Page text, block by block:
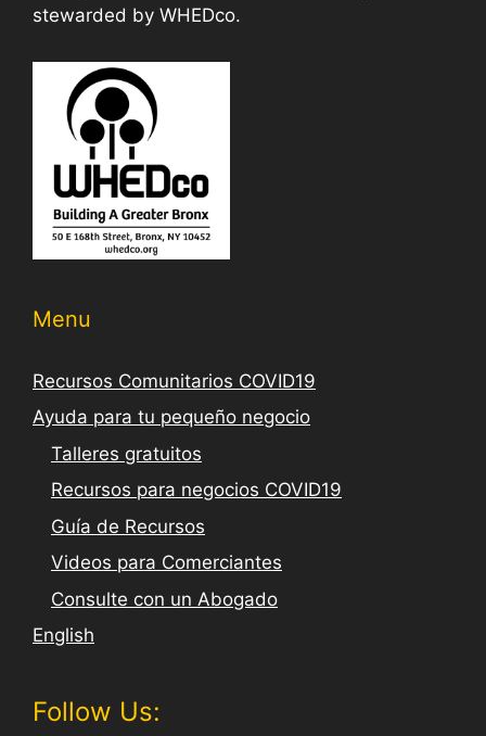
stewarded by WHEDco.
Menu
Recursos Comunitarios COVID19
Ayuda para tu pequeño negocio
Talleres gratuitos
Recursos para negocios COVID19
Guía de Recursos
Videos para Comerciantes
Consulte con un Abogado
English
Follow Us: